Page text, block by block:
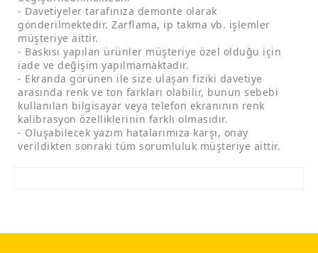
- Davetiyeler tarafınıza demonte olarak
gönderilmektedir. Zarflama, ip takma vb. işlemler
müşteriye aittir.
- Baskısı yapılan ürünler müşteriye özel olduğu için
iade ve değişim yapılmamaktadır.
- Ekranda görünen ile size ulaşan fiziki davetiye
arasında renk ve ton farkları olabilir, bunun sebebi
kullanılan bilgisayar veya telefon ekranının renk
kalibrasyon özelliklerinin farklı olmasıdır.
- Oluşabilecek yazım hatalarımıza karşı, onay
verildikten sonraki tüm sorumluluk müşteriye aittir.